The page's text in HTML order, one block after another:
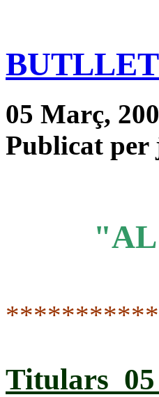
05 Març,
Publicat per
"AL
Titulars 05